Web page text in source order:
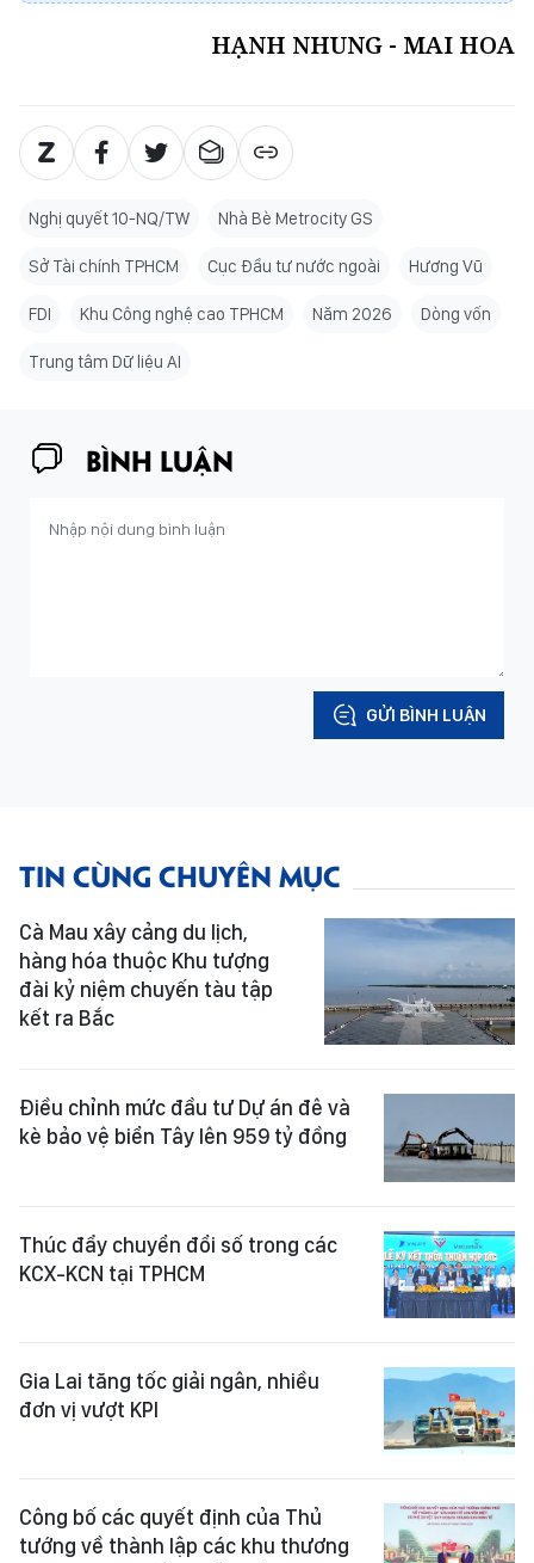
HẠNH NHUNG - MAI HOA
Nghị quyết 10-NQ/TW Nhà Bè Metrocity GS
Sở Tài chính TPHCM Cục Đầu tư nước ngoài Hương Vũ
FDI Khu Công nghệ cao TPHCM Năm 2026 Dòng vốn
Trung tâm Dữ liệu AI
BÌNH LUẬN
GỬI BÌNH LUẬN
TIN CÙNG CHUYÊN MỤC
Cà Mau xây cảng du lịch,
hàng hóa thuộc Khu tượng
đài kỷ niệm chuyến tàu tập
kết ra Bắc
Điều chỉnh mức đầu tư Dự án đê và
kè bảo vệ biển Tây lên 959 tỷ đồng
Thúc đẩy chuyển đổi số trong các
KCX-KCN tại TPHCM
Gia Lai tăng tốc giải ngân, nhiều
đơn vị vượt KPI
Công bố các quyết định của Thủ
tướng về thành lập các khu thương